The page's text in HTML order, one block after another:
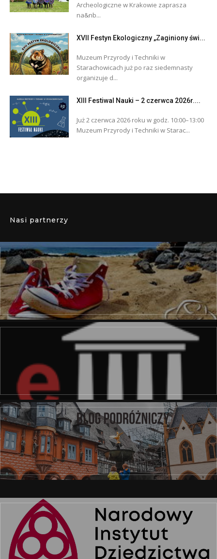
Archeologiczne w Krakowie zaprasza
na&nb...
XVII Festyn Ekologiczny „Zaginiony świ...
Muzeum Przyrody i Techniki w
Starachowicach już po raz siedemnasty
organizuje d...
XIII Festiwal Nauki – 2 czerwca 2026r....
Już 2 czerwca 2026 roku w godz. 10:00–13:00
Muzeum Przyrody i Techniki w Starac...
Nasi partnerzy